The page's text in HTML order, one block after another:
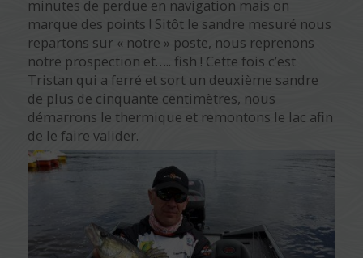
minutes de perdue en navigation mais on
marque des points ! Sitôt le sandre mesuré nous
repartons sur « notre » poste, nous reprenons
notre prospection et….. fish ! Cette fois c’est
Tristan qui a ferré et sort un deuxième sandre
de plus de cinquante centimètres, nous
démarrons le thermique et remontons le lac afin
de le faire valider.